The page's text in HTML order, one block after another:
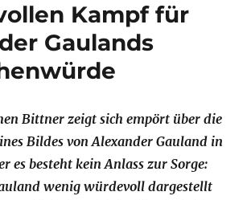
Kampf für
Gaulands
Bittner zeigt sich empört über die
Bildes von Alexander Gauland in
es besteht kein Anlass zur Sorge:
wenig würdevoll dargestellt